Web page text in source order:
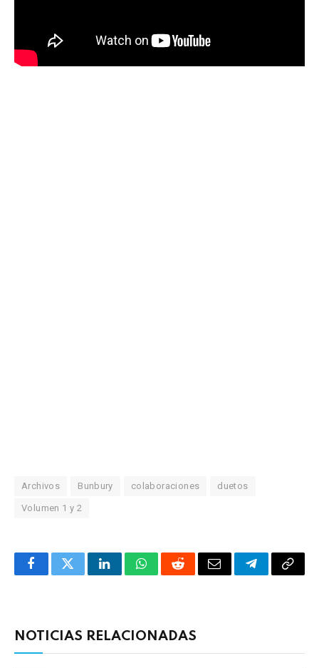
Archivos Bunbury colaboraciones duetos
Volumen 1 y 2
FacebookTwitterLinkedInWhatsAppRedditCorreoTelegrama
NOTICIAS RELACIONADAS